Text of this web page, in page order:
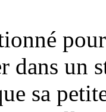
dans un
sa